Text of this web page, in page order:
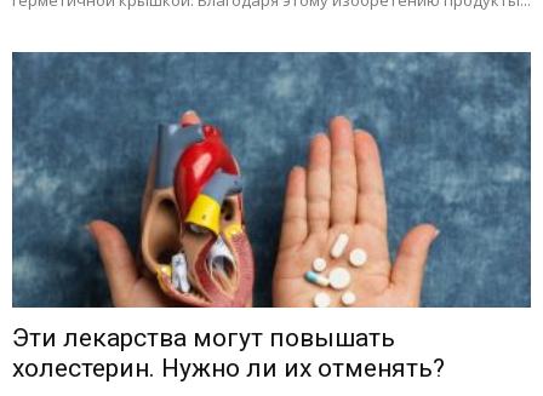
Эти лекарства могут повышать
холестерин. Нужно ли их отменять?